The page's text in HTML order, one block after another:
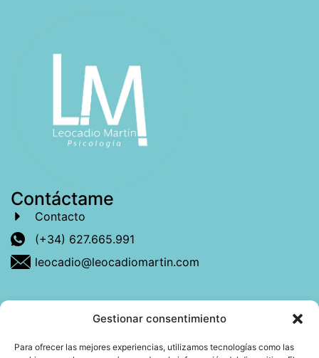
Gestionar consentimiento
Para ofrecer las mejores experiencias, utilizamos tecnologías como las
Contáctame
Contacto
(+34) 627.665.991
leocadio@leocadiomartin.com
Descubre más sobre mí